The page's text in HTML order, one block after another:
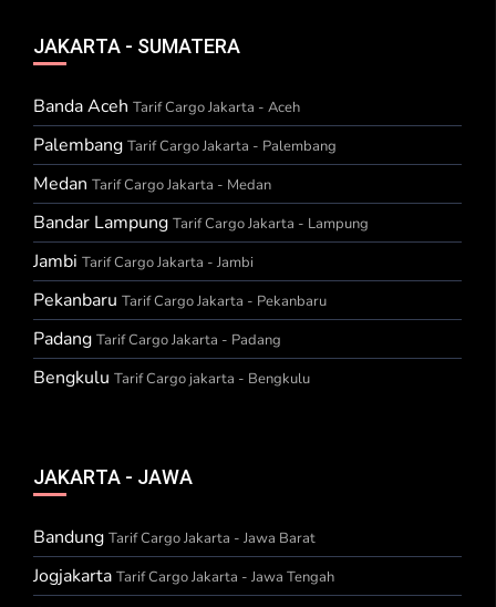
JAKARTA - SUMATERA
Banda Aceh Tarif Cargo Jakarta - Aceh
Palembang Tarif Cargo Jakarta - Palembang
Medan Tarif Cargo Jakarta - Medan
Bandar Lampung Tarif Cargo Jakarta - Lampung
Jambi Tarif Cargo Jakarta - Jambi
Pekanbaru Tarif Cargo Jakarta - Pekanbaru
Padang Tarif Cargo Jakarta - Padang
Bengkulu Tarif Cargo jakarta - Bengkulu
JAKARTA - JAWA
Bandung Tarif Cargo Jakarta - Jawa Barat
Jogjakarta Tarif Cargo Jakarta - Jawa Tengah